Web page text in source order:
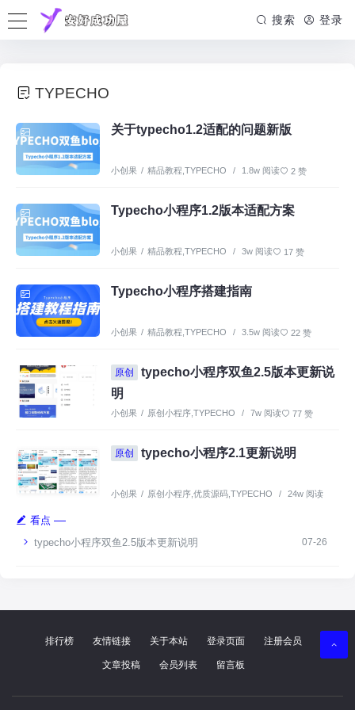
搜索 登录
TYPECHO
关于typecho1.2适配的问题新版
小创果 / 精品教程 TYPECHO / 1.8w 阅读 2 赞
Typecho小程序1.2版本适配方案
小创果 / 精品教程 TYPECHO / 3w 阅读 17 赞
Typecho小程序搭建指南
小创果 / 精品教程 TYPECHO / 3.5w 阅读 22 赞
原创
typecho小程序双鱼2.5版本更新说
明
小创果 / 原创小程序 TYPECHO / 7w 阅读 77 赞
原创 typecho小程序2.1更新说明
小创果 / 原创小程序 优质源码 TYPECHO /
24w 阅读
看点
typecho小程序双鱼2.5版本更新说明
07-26
排行榜 友情链接 关于本站 登录页面 注册会员
文章投稿 会员列表 留言板